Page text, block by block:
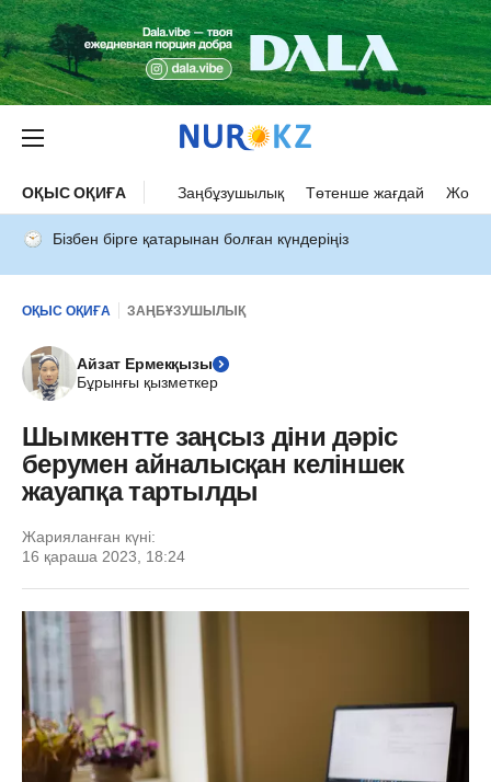
ОҚЫС ОҚИҒА Заңбұзушылық Төтенше жағдай Жол
Бізбен бірге қатарынан болған күндеріңіз
ОҚЫС ОҚИҒА ЗАҢБҰЗУШЫЛЫҚ
Айзат Ермекқызы
Бұрынғы қызметкер
Шымкентте заңсыз діни дәріс
берумен айналысқан келіншек
жауапқа тартылды
Жарияланған күні:
16 қараша 2023, 18:24